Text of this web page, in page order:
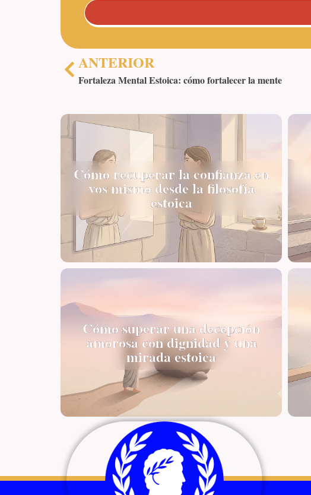
ANTERIOR
Fortaleza Mental Estoica: cómo fortalecer la mente
Cómo recuperar la confianza en
vos mismo desde la filosofía
estoica
Cómo superar una decepción
amorosa con dignidad y una
mirada estoica